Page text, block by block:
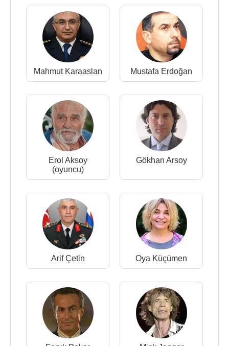
Mahmut Karaaslan Mustafa Erdoğan
Erol Aksoy
(oyuncu)
Gökhan Arsoy
Arif Çetin Oya Küçümen